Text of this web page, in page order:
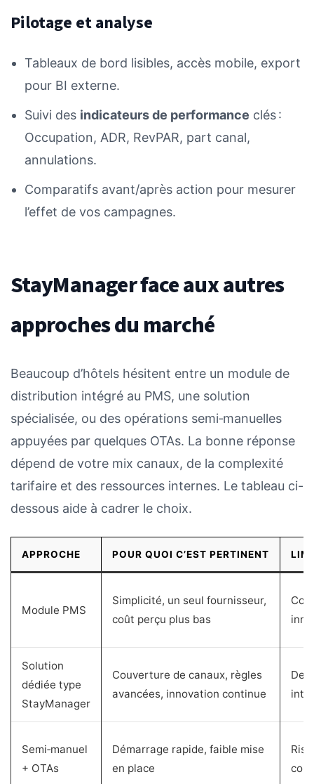
Pilotage et analyse
Tableaux de bord lisibles, accès mobile, export
pour BI externe.
Suivi des indicateurs de performance clés :
Occupation, ADR, RevPAR, part canal,
annulations.
Comparatifs avant/après action pour mesurer
l’effet de vos campagnes.
StayManager face aux autres
approches du marché
Beaucoup d’hôtels hésitent entre un module de
distribution intégré au PMS, une solution
spécialisée, ou des opérations semi‑manuelles
appuyées par quelques OTAs. La bonne réponse
dépend de votre mix canaux, de la complexité
tarifaire et des ressources internes. Le tableau ci-
dessous aide à cadrer le choix.
APPROCHE POUR QUOI C’EST PERTINENT
Module PMS
Simplicité, un seul fournisseur,
coût perçu plus bas
Solution
dédiée type
StayManager
Couverture de canaux, règles
avancées, innovation continue
Semi‑manuel
+ OTAs
Démarrage rapide, faible mise
en place